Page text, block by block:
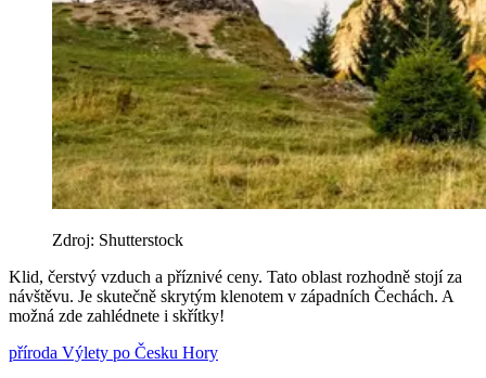
Zdroj: Shutterstock
Klid, čerstvý vzduch a příznivé ceny. Tato oblast rozhodně stojí za
návštěvu. Je skutečně skrytým klenotem v západních Čechách. A
možná zde zahlédnete i skřítky!
příroda Výlety po Česku Hory